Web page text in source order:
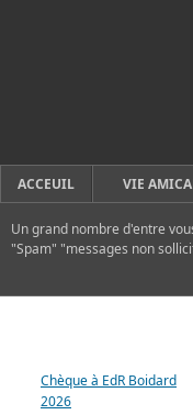
ACCEUIL VIE
Un grand nombre d'entre
"Spam" "messages non
Chèque à EdR Boidard
2026